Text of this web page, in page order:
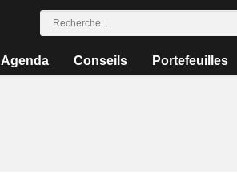
Agenda Conseils Portefeuilles